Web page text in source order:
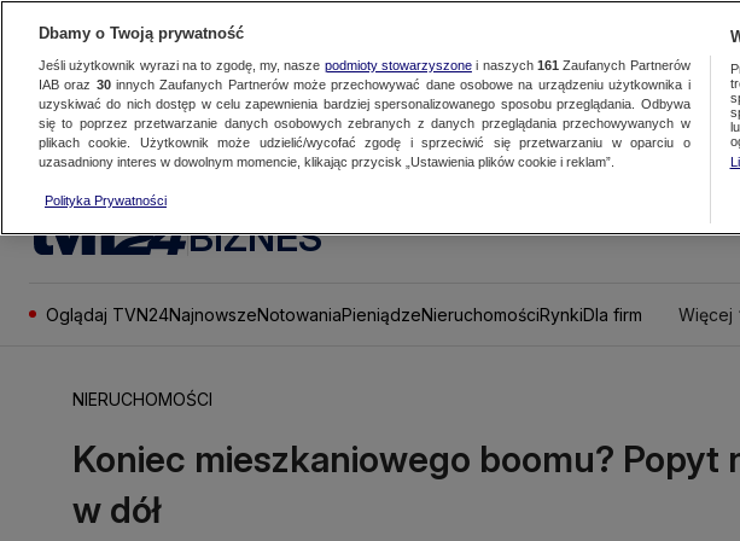
BIZNES
Oglądaj TVN24NajnowszeNotowaniaPieniądzeNieruchomościRynkiDla firm Więcej
NIERUCHOMOŚCI
Koniec mieszkaniowego boomu? Popyt
w dół
Dbamy o Twoją prywatność
Jeśli użytkownik wyrazi na to zgodę, my, nasze podmioty stowarzyszonei naszych 161 Zaufanych Partnerów
IAB oraz 30innych Zaufanych Partnerów może przechowywać dane osobowe na urządzeniu użytkownika i
uzyskiwać do nich dostęp w celu zapewnienia bardziej spersonalizowanego sposobu przeglądania. Odbywa
się to poprzez przetwarzanie danych osobowych zebranych z danych przeglądania przechowywanych w
plikach cookie. Użytkownik może udzielić/wycofać zgodę i sprzeciwić się przetwarzaniu w oparciu o
uzasadniony interes w dowolnym momencie, klikając przycisk „Ustawienia plików cookie i reklam”.
Polityka Prywatności